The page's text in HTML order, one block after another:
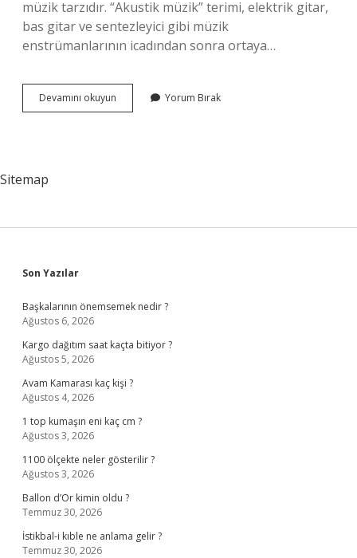
müzik tarzıdır. “Akustik müzik” terimi, elektrik gitar,
bas gitar ve sentezleyici gibi müzik
enstrümanlarının icadından sonra ortaya…
Devamını okuyun
Nedir
Yorum Bırak
Sitemap
Sidebar
Son Yazılar
Başkalarının önemsemek nedir ?
Ağustos 6, 2026
Kargo dağıtım saat kaçta bitiyor ?
Ağustos 5, 2026
Avam Kamarası kaç kişi ?
Ağustos 4, 2026
1 top kumaşın eni kaç cm ?
Ağustos 3, 2026
1100 ölçekte neler gösterilir ?
Ağustos 3, 2026
Ballon d’Or kimin oldu ?
Temmuz 30, 2026
İstikbal-i kıble ne anlama gelir ?
Temmuz 30, 2026